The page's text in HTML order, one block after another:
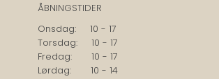
ÅBNINGSTIDER
Onsdag: 10 - 17
Torsdag: 10 - 17
Fredag: 10 - 17
Lørdag: 10 - 14